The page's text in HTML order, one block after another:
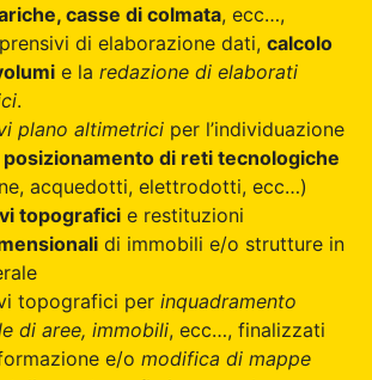
casse di colmata, ecc…,
di elaborazione dati, calcolo
e la redazione di elaborati
.
plano altimetrici per l’individuazione
posizionamento di reti tecnologiche
acquedotti, elettrodotti, ecc…)
topografici e restituzioni
di immobili e/o strutture in
topografici per inquadramento
di aree, immobili, ecc…, finalizzati
e/o modifica di mappe